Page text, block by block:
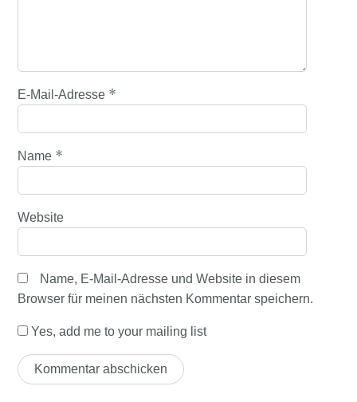
E-Mail-Adresse *
Name *
Website
Name, E-Mail-Adresse und Website in diesem
Browser für meinen nächsten Kommentar speichern.
Yes, add me to your mailing list